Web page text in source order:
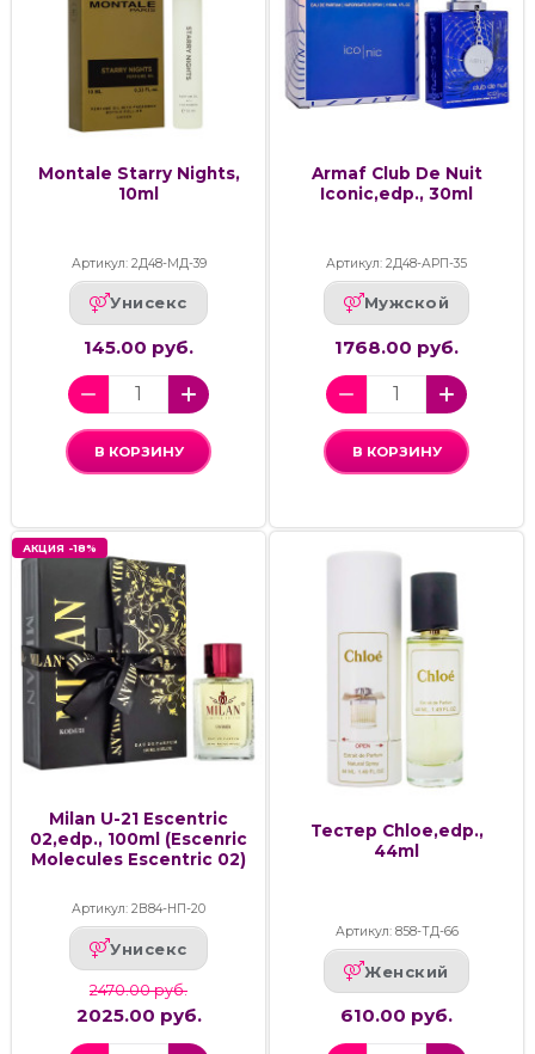
Montale Starry Nights,
10ml
Артикул: 2Д48-МД-39
Унисекс
145.00 руб.
В КОРЗИНУ
Armaf Club De Nuit
Iconic,edp., 30ml
Артикул: 2Д48-АРП-35
Мужской
1768.00 руб.
В КОРЗИНУ
АКЦИЯ -18%
Milan U-21 Escentric
02,edp., 100ml (Escenric
Molecules Escentric 02)
Артикул: 2В84-НП-20
Унисекс
2470.00 руб.
2025.00 руб.
Тестер Chloe,edp.,
44ml
Артикул: 858-ТД-66
Женский
610.00 руб.